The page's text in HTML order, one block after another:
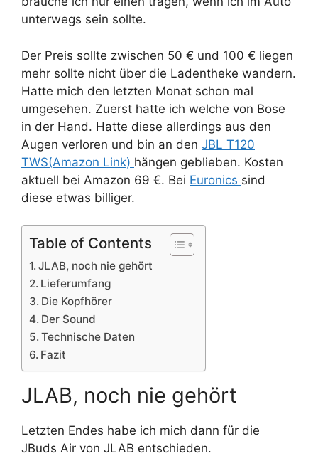
unterwegs sein sollte.
Der Preis sollte zwischen 50 € und 100 € liegen
mehr sollte nicht über die Ladentheke wandern.
Hatte mich den letzten Monat schon mal
umgesehen. Zuerst hatte ich welche von Bose
in der Hand. Hatte diese allerdings aus den
Augen verloren und bin an den JBL T120
TWS(Amazon Link) hängen geblieben. Kosten
aktuell bei Amazon 69 €. Bei Euronics sind
diese etwas billiger.
Table of Contents
JLAB, noch nie gehört
Lieferumfang
Die Kopfhörer
Der Sound
Technische Daten
Fazit
JLAB, noch nie gehört
Letzten Endes habe ich mich dann für die
JBuds Air von JLAB entschieden.